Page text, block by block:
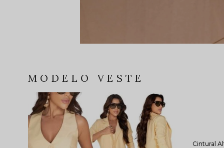
MODELO VESTE
Cintural